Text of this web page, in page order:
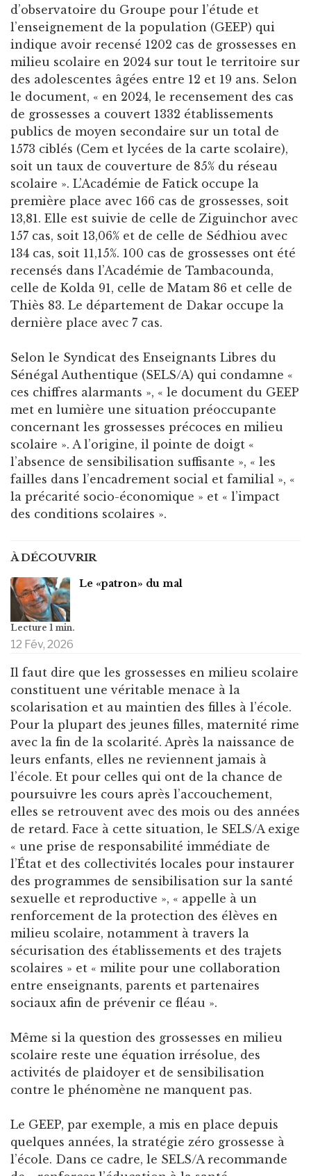
d’observatoire du Groupe pour l’étude et
l’enseignement de la population (GEEP) qui
indique avoir recensé 1202 cas de grossesses en
milieu scolaire en 2024 sur tout le territoire sur
des adolescentes âgées entre 12 et 19 ans. Selon
le document, « en 2024, le recensement des cas
de grossesses a couvert 1332 établissements
publics de moyen secondaire sur un total de
1573 ciblés (Cem et lycées de la carte scolaire),
soit un taux de couverture de 85% du réseau
scolaire ». L’Académie de Fatick occupe la
première place avec 166 cas de grossesses, soit
13,81. Elle est suivie de celle de Ziguinchor avec
157 cas, soit 13,06% et de celle de Sédhiou avec
134 cas, soit 11,15%. 100 cas de grossesses ont été
recensés dans l’Académie de Tambacounda,
celle de Kolda 91, celle de Matam 86 et celle de
Thiès 83. Le département de Dakar occupe la
dernière place avec 7 cas.
Selon le Syndicat des Enseignants Libres du
Sénégal Authentique (SELS/A) qui condamne «
ces chiffres alarmants », « le document du GEEP
met en lumière une situation préoccupante
concernant les grossesses précoces en milieu
scolaire ». A l’origine, il pointe de doigt «
l’absence de sensibilisation suffisante », « les
failles dans l’encadrement social et familial », «
la précarité socio-économique » et « l’impact
des conditions scolaires ».
À DÉCOUVRIR
Le «patron» du mal
12 Fév, 2026
Il faut dire que les grossesses en milieu scolaire
constituent une véritable menace à la
scolarisation et au maintien des filles à l’école.
Pour la plupart des jeunes filles, maternité rime
avec la fin de la scolarité. Après la naissance de
leurs enfants, elles ne reviennent jamais à
l’école. Et pour celles qui ont de la chance de
poursuivre les cours après l’accouchement,
elles se retrouvent avec des mois ou des années
de retard. Face à cette situation, le SELS/A exige
« une prise de responsabilité immédiate de
l’État et des collectivités locales pour instaurer
des programmes de sensibilisation sur la santé
sexuelle et reproductive », « appelle à un
renforcement de la protection des élèves en
milieu scolaire, notamment à travers la
sécurisation des établissements et des trajets
scolaires » et « milite pour une collaboration
entre enseignants, parents et partenaires
sociaux afin de prévenir ce fléau ».
Même si la question des grossesses en milieu
scolaire reste une équation irrésolue, des
activités de plaidoyer et de sensibilisation
contre le phénomène ne manquent pas.
Le GEEP, par exemple, a mis en place depuis
quelques années, la stratégie zéro grossesse à
l’école. Dans ce cadre, le SELS/A recommande